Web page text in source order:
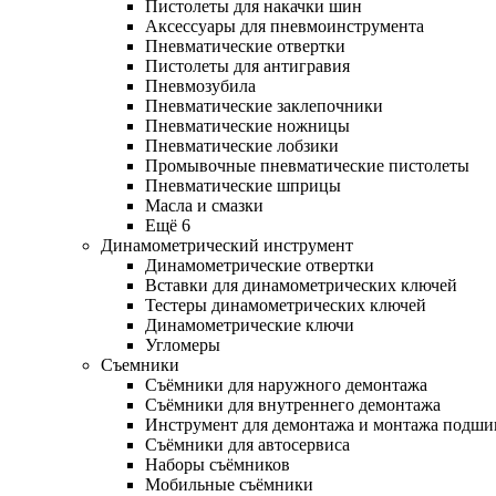
Пистолеты для накачки шин
Аксессуары для пневмоинструмента
Пневматические отвертки
Пистолеты для антигравия
Пневмозубила
Пневматические заклепочники
Пневматические ножницы
Пневматические лобзики
Промывочные пневматические пистолеты
Пневматические шприцы
Масла и смазки
Ещё 6
Динамометрический инструмент
Динамометрические отвертки
Вставки для динамометрических ключей
Тестеры динамометрических ключей
Динамометрические ключи
Угломеры
Съемники
Съёмники для наружного демонтажа
Съёмники для внутреннего демонтажа
Инструмент для демонтажа и монтажа
Съёмники для автосервиса
Наборы съёмников
Мобильные съёмники